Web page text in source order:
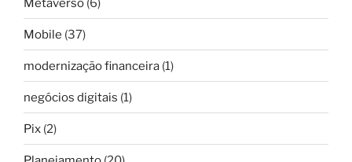
Metaverso (6)
Mobile (37)
modernização financeira (1)
negócios digitais (1)
Pix (2)